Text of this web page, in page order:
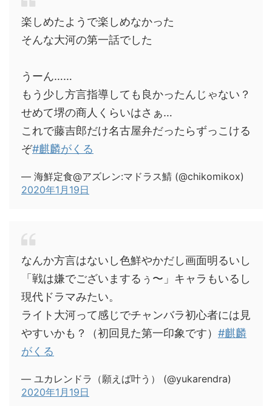
楽しめたようで楽しめなかった
そんな大河の第一話でした
うーん……
もう少し方言指導しても良かったんじゃない？
せめて堺の商人くらいはさぁ…
これで藤吉郎だけ名古屋弁だったらずっこける
ぞ#麒麟がくる
— 海鮮定食@アズレン:マドラス鯖 (@chikomikox)
2020年1月19日
なんか方言はないし色鮮やかだし画面明るいし
「戦は嫌でございまするぅ〜」キャラもいるし
現代ドラマみたい。
ライト大河って感じでチャンバラ初心者には見
やすいかも？（初回見た第一印象です） #麒麟
がくる
— ユカレンドラ（願えば叶う） (@yukarendra)
2020年1月19日